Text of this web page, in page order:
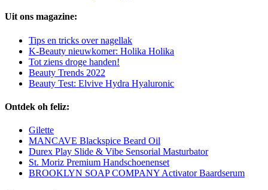
Uit ons magazine:
Tips en tricks over nagellak
K-Beauty nieuwkomer: Holika Holika
Tot ziens droge handen!
Beauty Trends 2022
Beauty Test: Elvive Hydra Hyaluronic
Ontdek oh feliz:
Gilette
MANCAVE Blackspice Beard Oil
Durex Play Slide & Vibe Sensorial Masturbator
St. Moriz Premium Handschoenenset
BROOKLYN SOAP COMPANY Activator Baardserum